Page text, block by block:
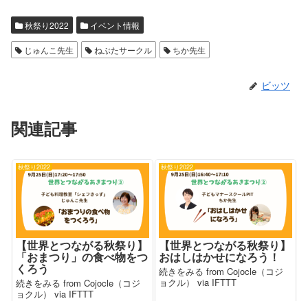
秋祭り2022 イベント情報
じゅんこ先生 ねぶたサークル ちか先生
ビッツ
関連記事
秋祭り2022
【世界とつながる秋祭り】
「おまつり」の食べ物をつ
くろう
続きをみる from Cojocle（コジ
ョクル） via IFTTT
秋祭り2022
【世界とつながる秋祭り】
おはしはかせになろう！
続きをみる from Cojocle（コジ
ョクル） via IFTTT